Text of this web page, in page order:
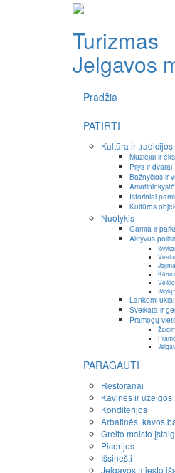
Turizmas
Jelgavos
Pradžia
PATIRTI
Kultūra ir tradicijos
Muziejai ir
Pilys ir dvarai
Bažnyčios ir
Amatininkystė
Istoriniai
Kultūros
Nuotykis
Gamta ir
Aktyvus
Kūno
Iškylų
Lankomi
Sveikata ir
Pramogų
PARAGAUTI
Restoranai
Kavinės ir užeigos
Konditerijos
Arbatinės, kavos
Greito maisto
Picerijos
Išsinešti
Jelgavos miesto